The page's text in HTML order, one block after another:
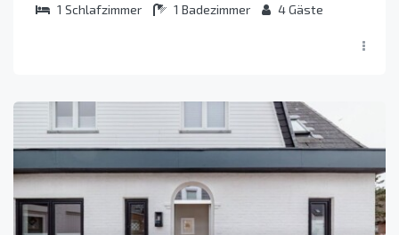
1 Schlafzimmer 1 Badezimmer 4Gäste